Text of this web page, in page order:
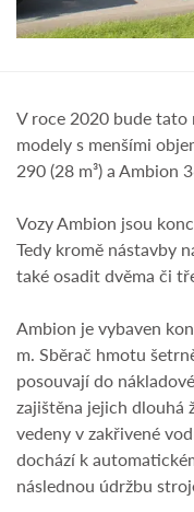
V roce 2020 bude tato
modely s menšími
290 (28 m³) a Ambion
Vozy Ambion jsou
Tedy kromě nástavby
také osadit dvěma či
Ambion je vybaven
m. Sběrač hmotu
posouvají do
zajištěna jejich dlouhá
vedeny v zakřivené
dochází k
následnou údržbu